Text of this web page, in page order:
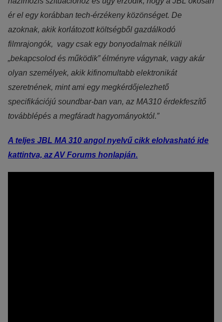
ér el egy korábban tech-érzékeny közönséget. De
azoknak, akik korlátozott költségből gazdálkodó
filmrajongók, vagy csak egy bonyodalmak nélküli
„bekapcsolod és működik” élményre vágynak, vagy akár
olyan személyek, akik kifinomultabb elektronikát
szeretnének, mint ami egy megkérdőjelezhető
specifikációjú soundbar-ban van, az MA310 érdekfeszítő
továbblépés a megfáradt hagyományoktól.”
A teljes JBL MA 310 angol nyelvű cikk elolvasható ide
kattintva, az AV Forums honlapján.